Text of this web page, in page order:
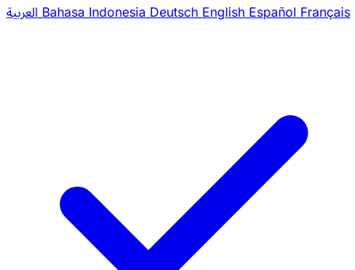
Bahasa Indonesia Deutsch English Español Français